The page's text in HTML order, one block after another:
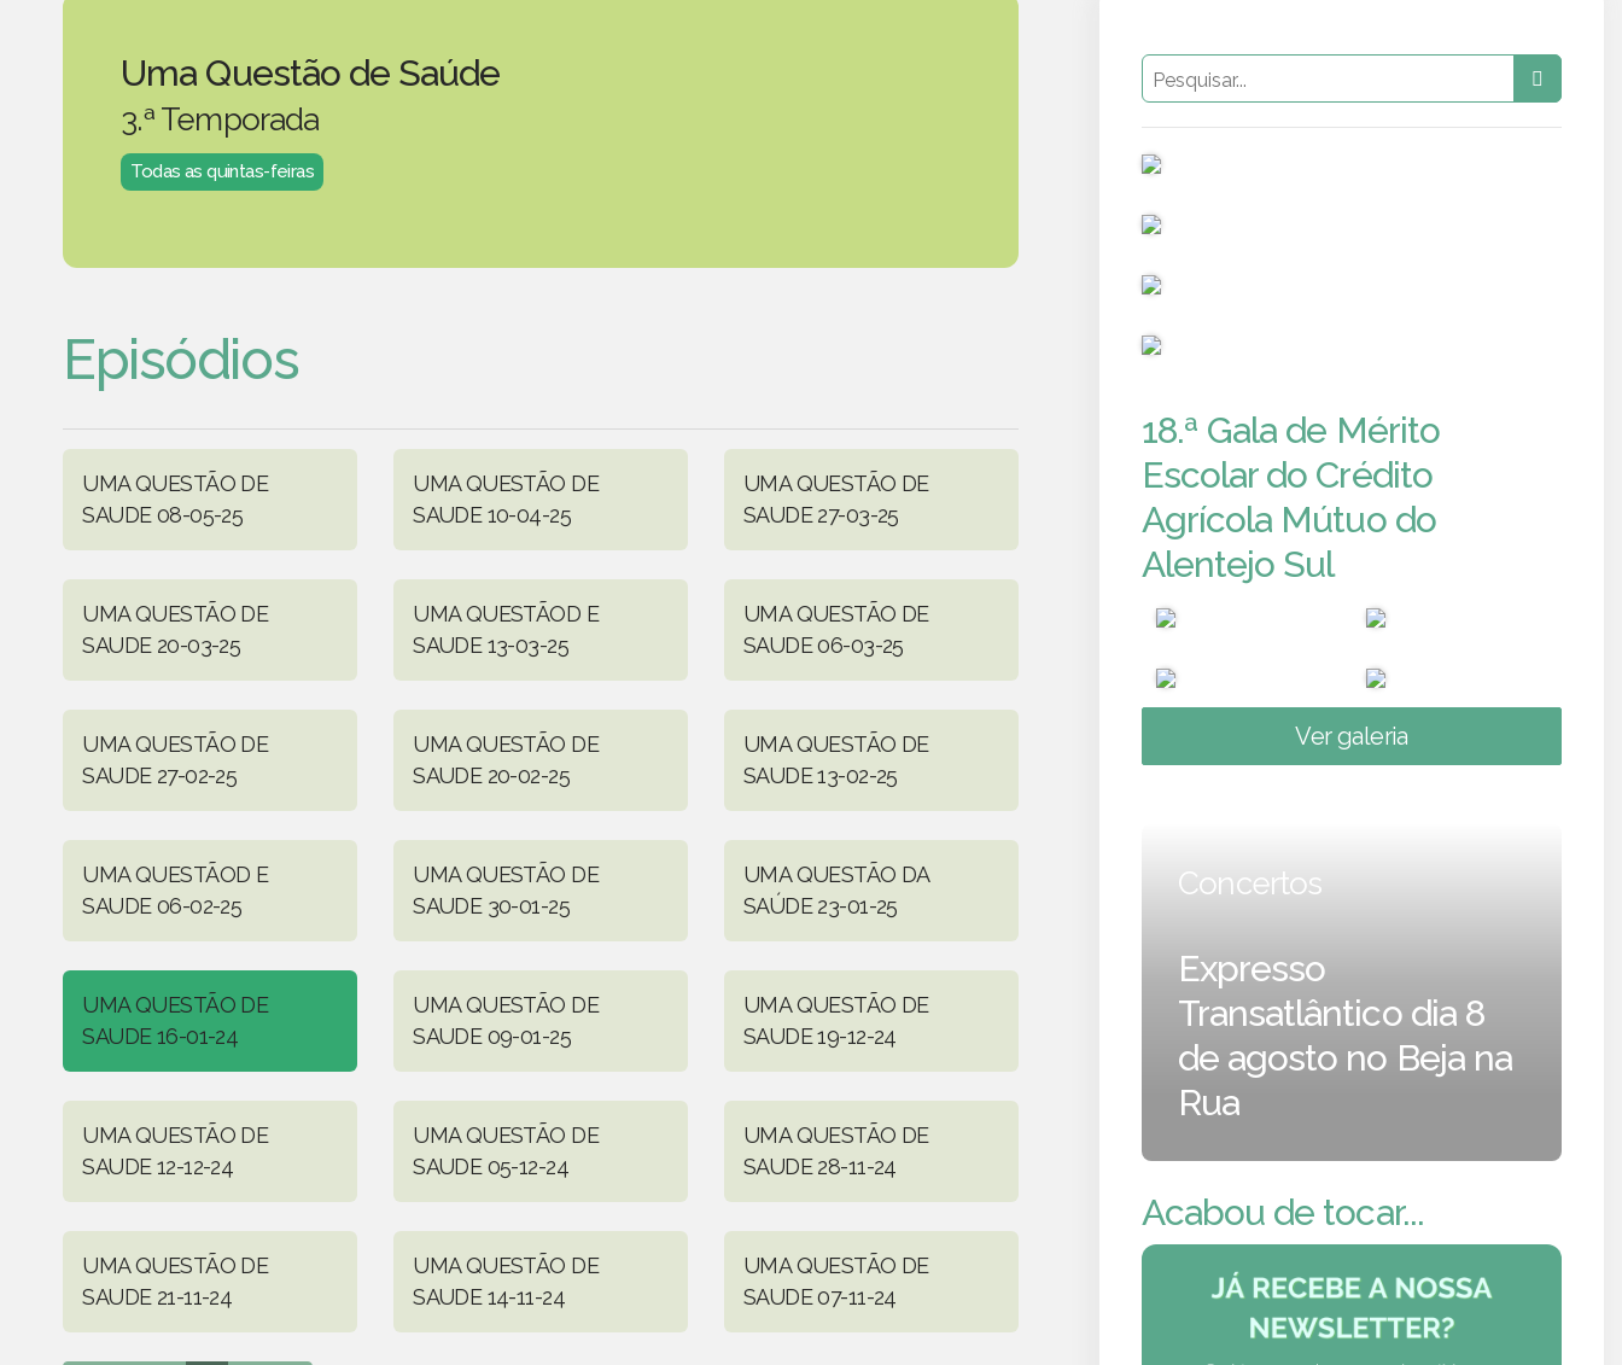
Uma Questão de Saúde
3.ª Temporada
Todas as quintas-feiras
Episódios
UMA QUESTÃO DE
SAUDE 08-05-25
UMA QUESTÃO DE
SAUDE 10-04-25
UMA QUESTÃO DE
SAUDE 27-03-25
UMA QUESTÃO DE
SAUDE 20-03-25
UMA QUESTÃOD E
SAUDE 13-03-25
UMA QUESTÃO DE
SAUDE 06-03-25
UMA QUESTÃO DE
SAUDE 27-02-25
UMA QUESTÃO DE
SAUDE 20-02-25
UMA QUESTÃO DE
SAUDE 13-02-25
UMA QUESTÃOD E
SAUDE 06-02-25
UMA QUESTÃO DE
SAUDE 30-01-25
UMA QUESTÃO DA
SAÚDE 23-01-25
UMA QUESTÃO DE
SAUDE 16-01-24
UMA QUESTÃO DE
SAUDE 09-01-25
UMA QUESTÃO DE
SAUDE 19-12-24
UMA QUESTÃO DE
SAUDE 12-12-24
UMA QUESTÃO DE
SAUDE 05-12-24
UMA QUESTÃO DE
SAUDE 28-11-24
UMA QUESTÃO DE
SAUDE 21-11-24
UMA QUESTÃO DE
SAUDE 14-11-24
UMA QUESTÃO DE
SAUDE 07-11-24
18.ª Gala de Mérito
Escolar do Crédito
Agrícola Mútuo do
Alentejo Sul
Ver galeria
Concertos
Expresso
Transatlântico dia 8
de agosto no Beja na
Rua
Acabou de tocar...